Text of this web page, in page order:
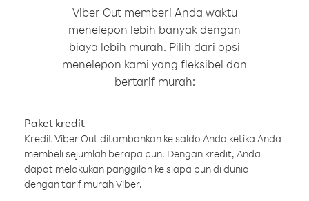
Viber Out memberi Anda waktu
menelepon lebih banyak dengan
biaya lebih murah. Pilih dari opsi
menelepon kami yang fleksibel dan
bertarif murah:
Paket kredit
Kredit Viber Out ditambahkan ke saldo Anda ketika Anda
membeli sejumlah berapa pun. Dengan kredit, Anda
dapat melakukan panggilan ke siapa pun di dunia
dengan tarif murah Viber.